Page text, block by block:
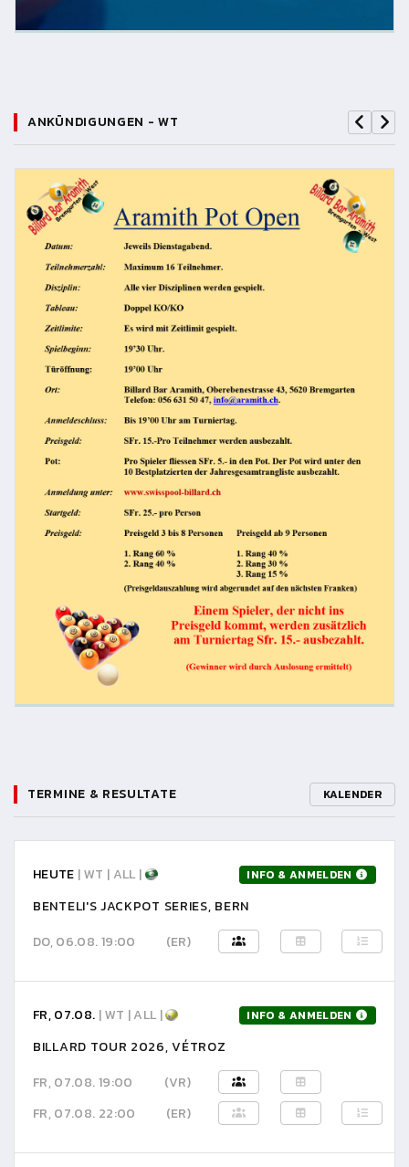
ANKÜNDIGUNGEN - WT
TERMINE & RESULTATE KALENDER
HEUTE | WT | ALL | INFO & ANMELDEN
BENTELI'S JACKPOT SERIES, BERN
DO, 06.08. 19:00
(ER)
FR, 07.08. | WT | ALL | INFO & ANMELDEN
BILLARD TOUR 2026, VÉTROZ
FR, 07.08. 19:00
(VR)
FR, 07.08. 22:00
(ER)